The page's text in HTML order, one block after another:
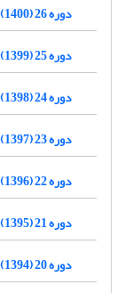
دوره 26 (1400)
دوره 25 (1399)
دوره 24 (1398)
دوره 23 (1397)
دوره 22 (1396)
دوره 21 (1395)
دوره 20 (1394)